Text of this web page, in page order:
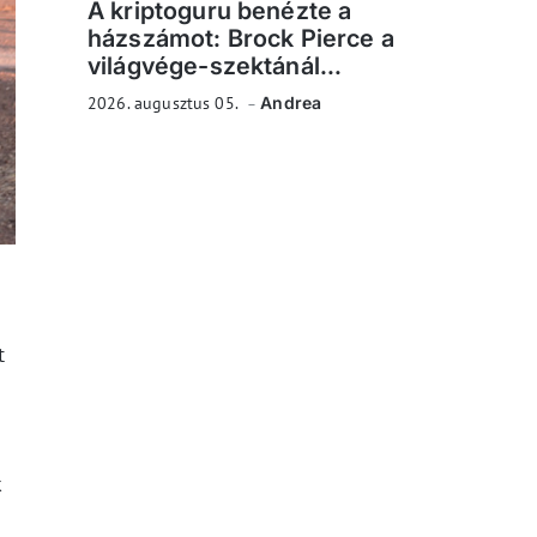
A kriptoguru benézte a
házszámot: Brock Pierce a
világvége-szektánál...
2026. augusztus 05. Andrea